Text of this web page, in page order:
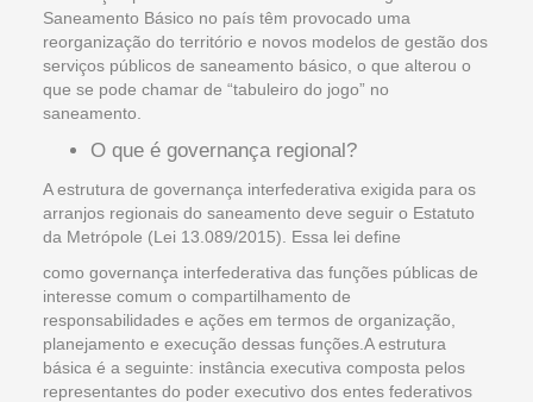
Saneamento Básico no país têm provocado uma
reorganização do território e novos modelos de gestão dos
serviços públicos de saneamento básico, o que alterou o
que se pode chamar de “tabuleiro do jogo” no
saneamento.
O que é governança regional?
A estrutura de governança interfederativa exigida para os
arranjos regionais do saneamento deve seguir o Estatuto
da Metrópole (Lei 13.089/2015). Essa lei define
como governança interfederativa das funções públicas de
interesse comum o compartilhamento de
responsabilidades e ações em termos de organização,
planejamento e execução dessas funções.A estrutura
básica é a seguinte: instância executiva composta pelos
representantes do poder executivo dos entes federativos